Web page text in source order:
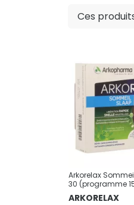
Ces
Arkorelax
30 (programme
ARKORELAX